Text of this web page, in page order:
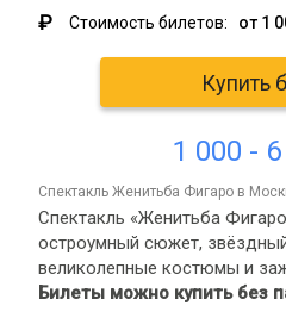
₽ Стоимость билетов: от 1
Купить
1 000 -
спектакль Женитьба Фигаро в
Спектакль «Женитьба
остроумный сюжет,
великолепные костюмы и
Билеты можно купить без